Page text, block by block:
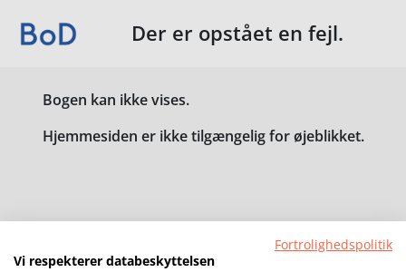
Der er opstået en fejl.
Bogen kan ikke vises.
Hjemmesiden er ikke tilgængelig for øjeblikket.
Fortrolighedspolitik
Vi respekterer databeskyttelsen